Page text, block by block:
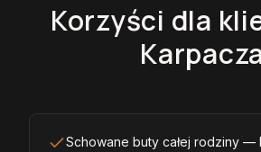
Korzyści dla
Schowane buty całej rodziny —